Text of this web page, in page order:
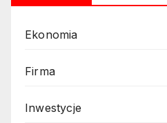
Ekonomia
Firma
Inwestycje